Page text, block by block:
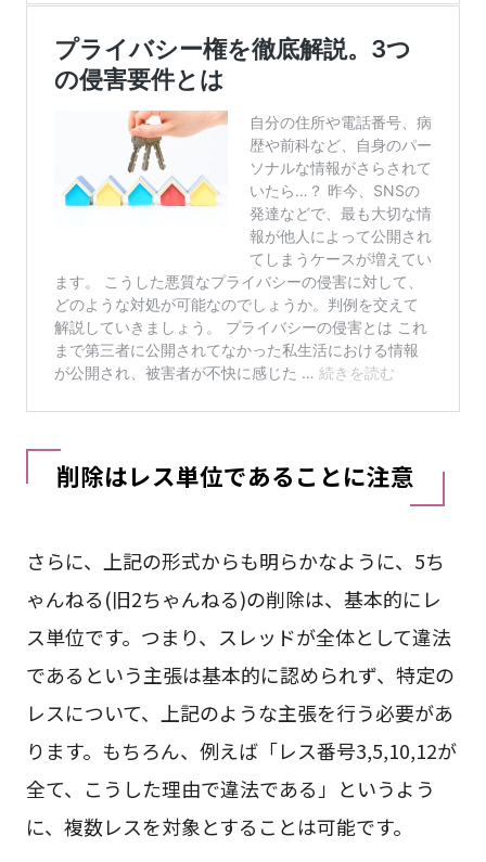
削除はレス単位であることに注意
さらに、上記の形式からも明らかなように、5ち
ゃんねる(旧2ちゃんねる)の削除は、基本的にレ
ス単位です。つまり、スレッドが全体として違法
であるという主張は基本的に認められず、特定の
レスについて、上記のような主張を行う必要があ
ります。もちろん、例えば「レス番号3,5,10,12が
全て、こうした理由で違法である」というよう
に、複数レスを対象とすることは可能です。